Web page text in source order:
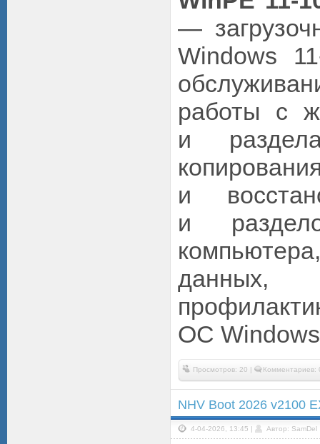
—
Windows
работы с
и
и
и
данных,
ОС
Просмотров: 20 | Комментариев:
NHV Boot 2026 v2100
4-04-2026, 13:45 | Автор: SamDel